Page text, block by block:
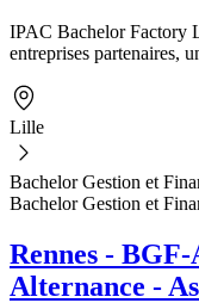
IPAC Bachelor Factory
entreprises partenaires,
Lille
Bachelor Gestion et
Bachelor Gestion et
Rennes -
Alternance -